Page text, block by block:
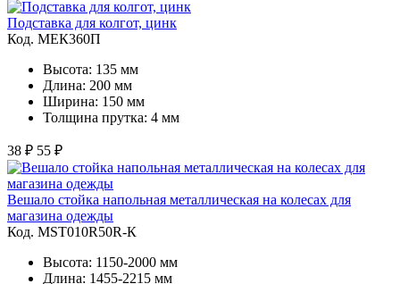
Подставка для колгот, цинк
Код. MЕК360П
Высота: 135 мм
Длина: 200 мм
Ширина: 150 мм
Толщина прутка: 4 мм
38 ₽ 55 ₽
Вешало стойка напольная металлическая на колесах для
магазина одежды
Код. MST010R50R-К
Высота: 1150-2000 мм
Длина: 1455-2215 мм